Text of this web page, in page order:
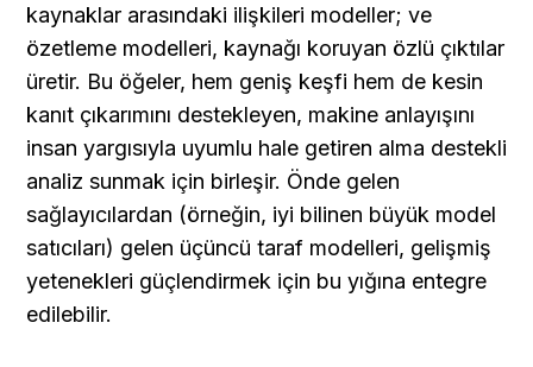
kaynaklar arasındaki ilişkileri modeller; ve
özetleme modelleri, kaynağı koruyan özlü çıktılar
üretir. Bu öğeler, hem geniş keşfi hem de kesin
kanıt çıkarımını destekleyen, makine anlayışını
insan yargısıyla uyumlu hale getiren alma destekli
analiz sunmak için birleşir. Önde gelen
sağlayıcılardan (örneğin, iyi bilinen büyük model
satıcıları) gelen üçüncü taraf modelleri, gelişmiş
yetenekleri güçlendirmek için bu yığına entegre
edilebilir.